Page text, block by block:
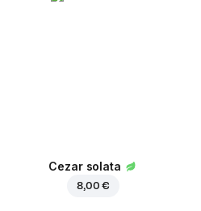
Cezar solata
8,00 €